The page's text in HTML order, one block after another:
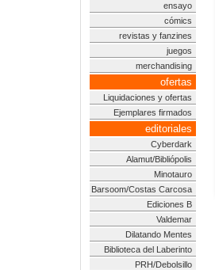
ensayo
cómics
revistas y fanzines
juegos
merchandising
ofertas
Liquidaciones y ofertas
Ejemplares firmados
editoriales
Cyberdark
Alamut/Bibliópolis
Minotauro
Barsoom/Costas Carcosa
Ediciones B
Valdemar
Dilatando Mentes
Biblioteca del Laberinto
PRH/Debolsillo